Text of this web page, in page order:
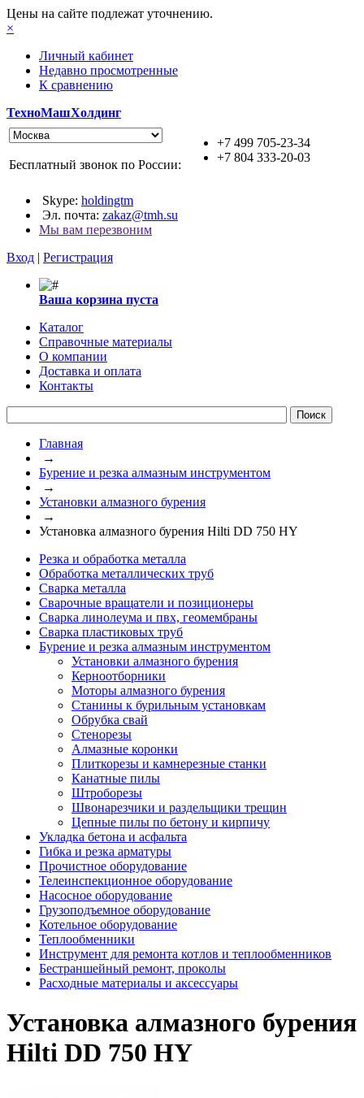
Цены на сайте подлежат уточнению.
×
Личный кабинет
Недавно просмотренные
К сравнению
ТехноМашХолдинг
+7 499 705-23-34
+7 804 333-20-03
Бесплатный звонок по России:
Skype: holdingtm
Эл. почта: zakaz@tmh.su
Мы вам перезвоним
Вход | Регистрация
Ваша корзина пуста
Каталог
Справочные материалы
О компании
Доставка и оплата
Контакты
Главная
→
Бурение и резка алмазным инструментом
→
Установки алмазного бурения
→
Установка алмазного бурения Hilti DD 750 HY
Резка и обработка металла
Обработка металлических труб
Сварка металла
Сварочные вращатели и позиционеры
Сварка линолеума и пвх, геомембраны
Сварка пластиковых труб
Бурение и резка алмазным инструментом
Установки алмазного бурения
Керноотборники
Моторы алмазного бурения
Станины к бурильным установкам
Обрубка свай
Стенорезы
Алмазные коронки
Плиткорезы и камнерезные станки
Канатные пилы
Штроборезы
Швонарезчики и раздельщики трещин
Цепные пилы по бетону и кирпичу
Укладка бетона и асфальта
Гибка и резка арматуры
Прочистное оборудование
Телеинспекционное оборудование
Насосное оборудование
Грузоподъемное оборудование
Котельное оборудование
Теплообменники
Инструмент для ремонта котлов и теплообменников
Бестраншейный ремонт, проколы
Расходные материалы и аксессуары
Установка алмазного бурения
Hilti DD 750 HY